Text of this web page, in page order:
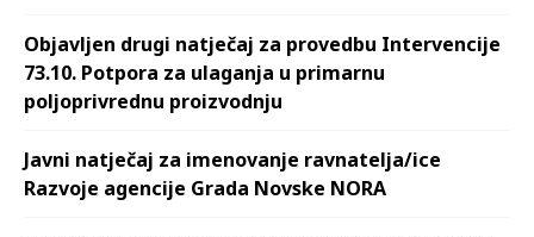
Objavljen drugi natječaj za provedbu Intervencije
73.10. Potpora za ulaganja u primarnu
poljoprivrednu proizvodnju
Javni natječaj za imenovanje ravnatelja/ice
Razvoje agencije Grada Novske NORA